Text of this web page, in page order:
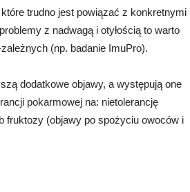
trudno jest powiązać z konkretnymi
z nadwagą i otyłością to warto
(np. badanie ImuPro).
dodatkowe objawy, a występują one
pokarmowej na: nietolerancję
fruktozy (objawy po spożyciu owoców i